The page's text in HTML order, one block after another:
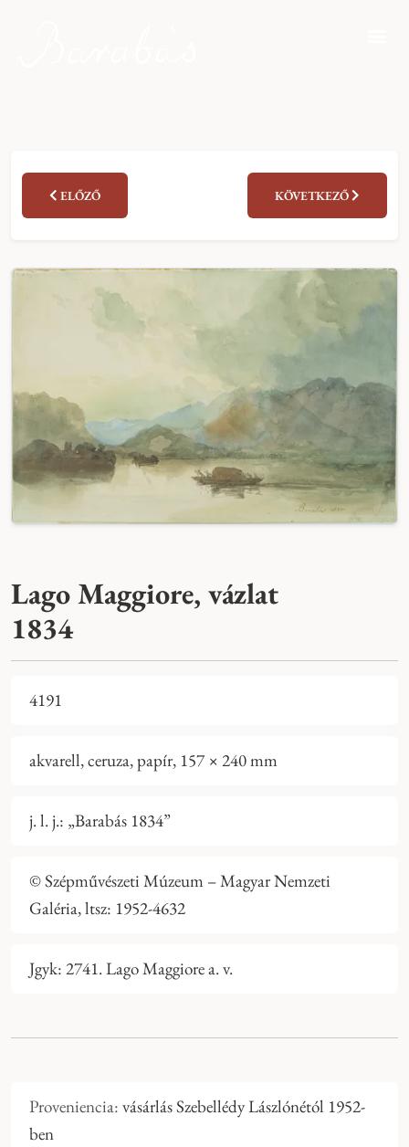
ELŐZŐ KÖVETKEZŐ
Lago Maggiore, vázlat
1834
4191
akvarell, ceruza, papír, 157 × 240 mm
j. l. j.: „Barabás 1834”
© Szépművészeti Múzeum – Magyar Nemzeti
Galéria, ltsz: 1952-4632
Jgyk: 2741. Lago Maggiore a. v.
Proveniencia: vásárlás Szebellédy Lászlónétól 1952-
ben